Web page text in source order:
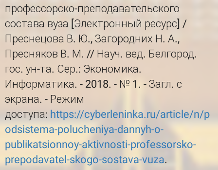
профессорско-преподавательского
состава вуза [Электронный ресурс] /
Преснецова В. Ю., Загородних Н. А.,
Пресняков В. М. // Науч. вед. Белгород.
гос. ун-та. Сер.: Экономика.
Информатика. - 2018. - № 1. - Загл. с
экрана. - Режим
доступа: https://cyberleninka.ru/article/n/p
odsistema-polucheniya-dannyh-o-
publikatsionnoy-aktivnosti-professorsko-
prepodavatel-skogo-sostava-vuza.